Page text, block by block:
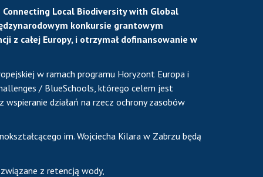
Connecting Local Biodiversity with Global
konkursie grantowym
z całej Europy, i otrzymał dofinansowanie w
w ramach programu Horyzont Europa i
/ BlueSchools, którego celem jest
działań na rzecz ochrony zasobów
im. Wojciecha Kilara w Zabrzu będą
z retencją wody,